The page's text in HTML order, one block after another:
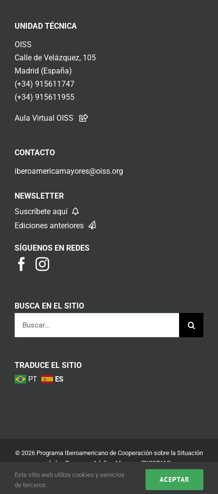
UNIDAD TÉCNICA
OISS
Calle de Velázquez, 105
Madrid (España)
(+34) 915611747
(+34) 915611955
Aula Virtual OISS
CONTACTO
iberoamericamayores@oiss.org
NEWSLETTER
Suscríbete aquí
Ediciones anteriores
SÍGUENOS EN REDES
BUSCA EN EL SITIO
TRADUCE EL SITIO
PT ES
© 2026 Programa Iberoamericano de Cooperación sobre la Situación
de las Personas Adultas Mayores (PICSPAM)
Aviso Legal Política de Privacidad y Seguridad
Este sitio web utiliza cookies y servicios
de terceros.
ACEPTAR